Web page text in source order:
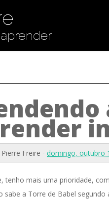
Pierre Freire - domingo, outubro
tenho mais uma prioridade,
sabe a Torre de Babel